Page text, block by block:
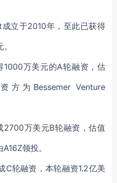
立于2010年，至此已获得
1000万美元的A轮融资，估
为Bessemer Venture
2700万美元B轮融资，估值
领投。
轮融资，本轮融资1.2亿美